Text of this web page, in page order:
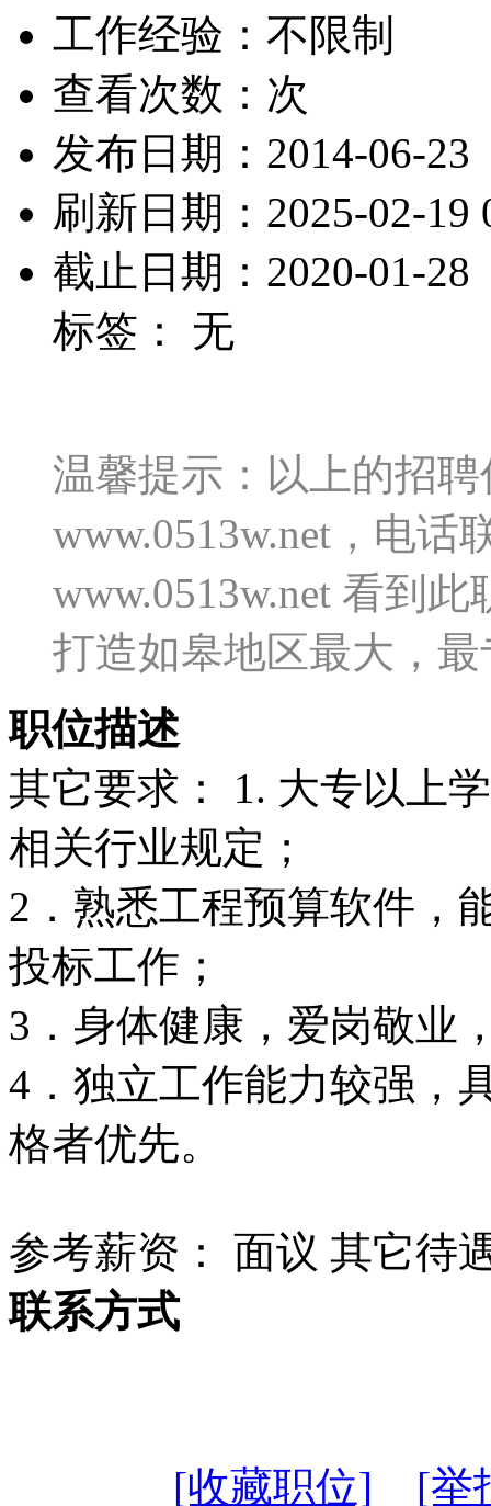
工作经验：不限制
查看次数： 次
发布日期：2014-06-23
刷新日期：2025-02-19
截止日期：2020-01-28
标签： 无
温馨提示：以上的招
www.0513w.net，电
www.0513w.net 看到
打造如皋地区最大，
职位描述
其它要求： 1. 大专以上
相关行业规定；
2．熟悉工程预算软件，
投标工作；
3．身体健康，爱岗敬业
4．独立工作能力较强，
格者优先。
参考薪资： 面议 其它待
联系方式
[收藏职位] [举